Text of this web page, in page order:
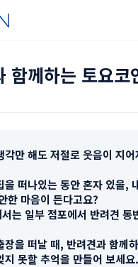
함께하는 토요코
각만 해도 저절로 웃음이 지
을 떠나있는 동안 혼자 있을,
한 마음이 든다고요?
는 일부 점포에서 반려견 동
장을 떠날 때, 반려견과 함께
지 못할 추억을 만들어 보세요.